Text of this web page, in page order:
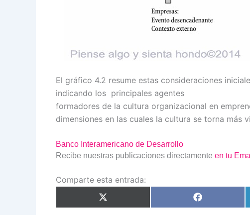
El gráfico 4.2 resume estas consideraciones
indicando los principales agentes
formadores de la cultura organizacional en
dimensiones en las cuales la cultura se torna más
Banco Interamericano de Desarrollo
Recibe nuestras publicaciones directamente en tu
Comparte esta entrada:
Compartir
en
Compartir
en